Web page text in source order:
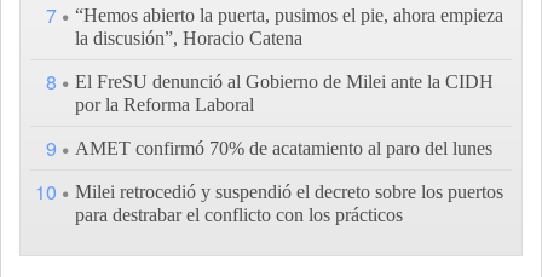
7
“Hemos abierto la puerta, pusimos el pie, ahora empieza
la discusión”, Horacio Catena
8
El FreSU denunció al Gobierno de Milei ante la CIDH
por la Reforma Laboral
9 AMET confirmó 70% de acatamiento al paro del lunes
10
Milei retrocedió y suspendió el decreto sobre los puertos
para destrabar el conflicto con los prácticos